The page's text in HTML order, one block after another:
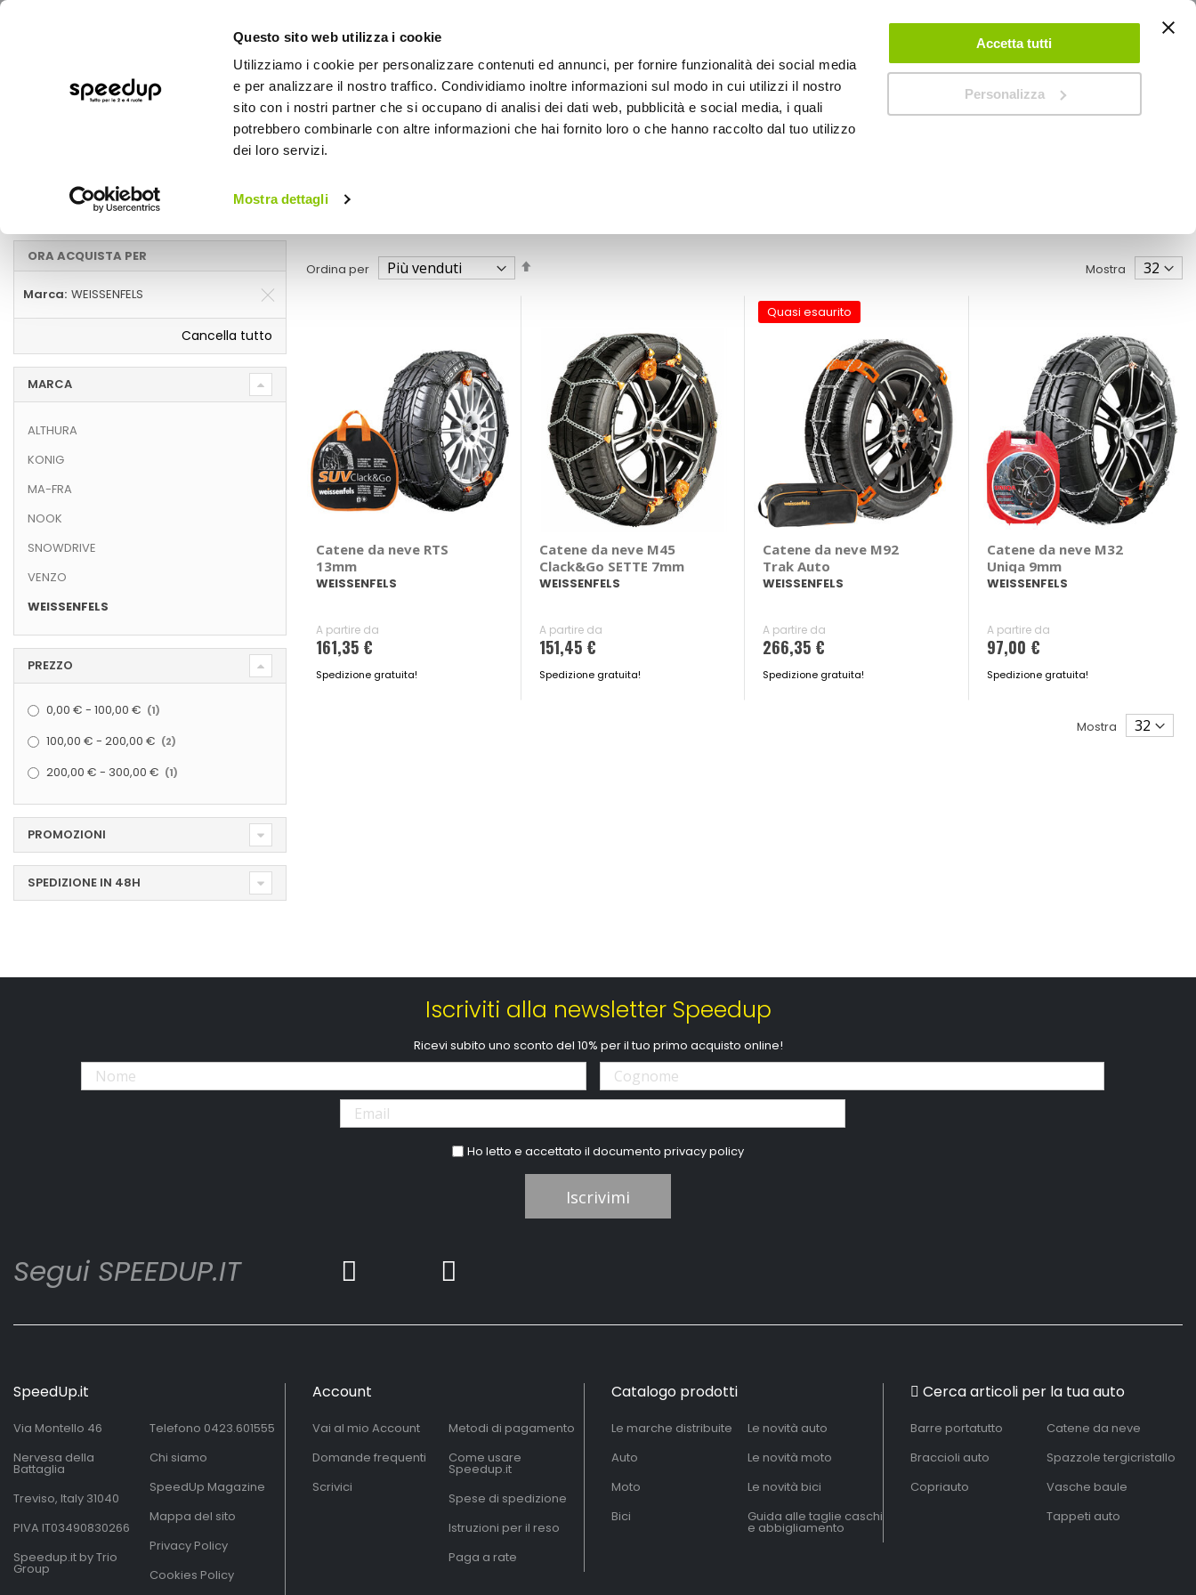
Questo sito web utilizza i cookie
Utilizziamo i cookie per personalizzare contenuti ed annunci, per fornire funzionalità dei social media
e per analizzare il nostro traffico. Condividiamo inoltre informazioni sul modo in cui utilizzi il nostro
sito con i nostri partner che si occupano di analisi dei dati web, pubblicità e social media, i quali
potrebbero combinarle con altre informazioni che hai fornito loro o che hanno raccolto dal tuo utilizzo
dei loro servizi.
Mostra dettagli
Accetta tutti
Personalizza
ACCEDI CREA UN ACCOUNT CONTATTACI
BICI OUTDOOR
Auto Inverno
Inverno WEISSENFELS
Ordina per Mostra
Catene da neve RTS
13mm
WEISSENFELS
A partire da
161,35 €
Spedizione gratuita!
Catene da neve M45
Clack&Go SETTE 7mm
WEISSENFELS
A partire da
151,45 €
Spedizione gratuita!
Quasi esaurito
Catene da neve M92
Trak Auto
WEISSENFELS
A partire da
266,35 €
Spedizione gratuita!
Catene da neve M32
Uniqa 9mm
WEISSENFELS
A partire da
97,00 €
Spedizione gratuita!
Mostra
ORA ACQUISTA PER
Marca WEISSENFELS
Cancella tutto
MARCA
ALTHURA
KONIG
MA-FRA
NOOK
SNOWDRIVE
VENZO
WEISSENFELS
PREZZO
0,00 € - 100,00 € 1
100,00 € - 200,00 € 2
200,00 € - 300,00 € 1
PROMOZIONI
SPEDIZIONE IN 48H
Iscriviti alla newsletter Speedup
Ricevi subito uno sconto del 10% per il tuo primo acquisto online!
Ho letto e accettato il documentoprivacy policy
Iscrivimi
Segui SPEEDUP.IT
SpeedUp.it
Via Montello 46
Nervesa della
Battaglia
Treviso, Italy 31040
PIVA IT03490830266
Speedup.it by Trio
Group
Telefono 0423.601555
Chi siamo
SpeedUp Magazine
Mappa del sito
Privacy Policy
Cookies Policy
Account
Vai al mio Account
Domande frequenti
Scrivici
Metodi di pagamento
Come usare
Speedup.it
Spese di spedizione
Istruzioni per il reso
Paga a rate
Catalogo prodotti
Le marche distribuite
Auto
Moto
Bici
Le novità auto
Le novità moto
Le novità bici
Guida alle taglie caschi
e abbigliamento
Cerca articoli per la tua auto
Barre portatutto
Braccioli auto
Copriauto
Catene da neve
Spazzole tergicristallo
Vasche baule
Tappeti auto